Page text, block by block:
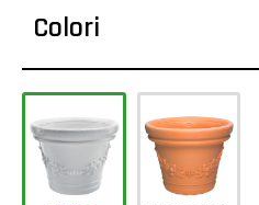
Colori